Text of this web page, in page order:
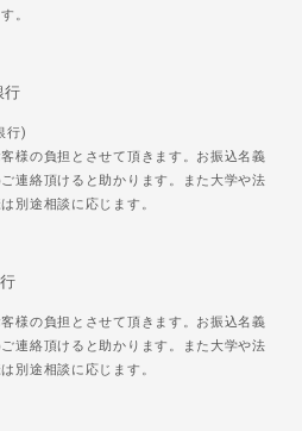
。
行
行)
様の負担とさせて頂きます。お振込名義
連絡頂けると助かります。また大学や法
別途相談に応じます。
様の負担とさせて頂きます。お振込名義
連絡頂けると助かります。また大学や法
別途相談に応じます。